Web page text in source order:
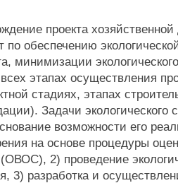
проекта
обеспечению
минимизации
этапах осуществления
стадиях, этапах
Задачи экологического
возможности его
на основе процедуры
2) проведение
3) разработка и